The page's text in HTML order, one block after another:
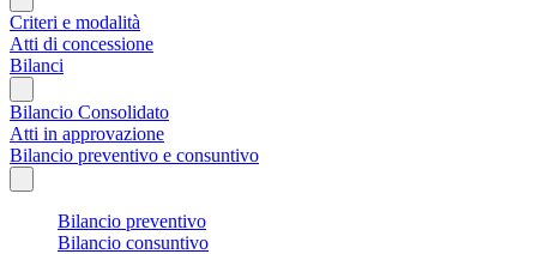
Criteri e modalità
Atti di concessione
Bilanci
Bilancio Consolidato
Atti in approvazione
Bilancio preventivo e consuntivo
Bilancio preventivo
Bilancio consuntivo